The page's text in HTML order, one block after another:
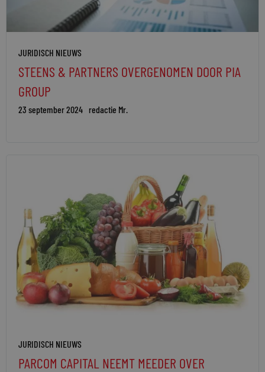
JURIDISCH NIEUWS
STEENS & PARTNERS OVERGENOMEN DOOR PIA
GROUP
23 september 2024 redactie Mr.
JURIDISCH NIEUWS
PARCOM CAPITAL NEEMT MEEDER OVER